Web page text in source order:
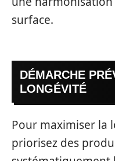
surface.
DÉMARCHE
LONGÉVITÉ
Pour maximiser la
priorisez des